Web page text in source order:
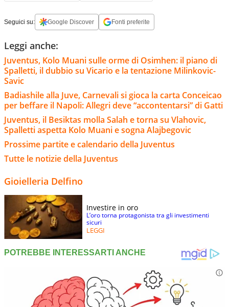
Seguici su: Google Discover Fonti preferite
Leggi anche:
Juventus, Kolo Muani sulle orme di Osimhen: il piano di
Spalletti, il dubbio su Vicario e la tentazione Milinkovic-
Savic
Badiashile alla Juve, Carnevali si gioca la carta Conceicao
per beffare il Napoli: Allegri deve “accontentarsi” di Gatti
Juventus, il Besiktas molla Salah e torna su Vlahovic,
Spalletti aspetta Kolo Muani e sogna Alajbegovic
Prossime partite e calendario della Juventus
Tutte le notizie della Juventus
Gioielleria Delfino
Investire in oro
L’oro torna protagonista tra gli investimenti
sicuri
LEGGI